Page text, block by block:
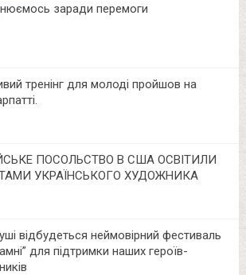
заради перемоги
тренінг для молоді пройшов на
ПОСОЛЬСТВО В США ОСВІТИЛИ
УКРАЇНСЬКОГО ХУДОЖНИКА
відбудеться неймовірний фестиваль
для підтримки наших героїв-